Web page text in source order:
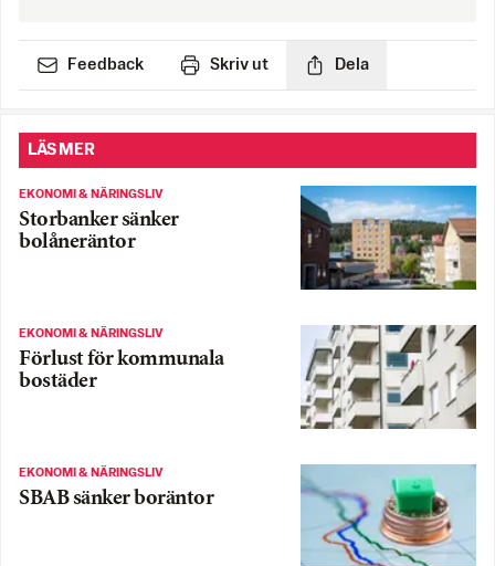
Feedback Skriv ut Dela
LÄS MER
EKONOMI & NÄRINGSLIV
Storbanker sänker
bolåneräntor
EKONOMI & NÄRINGSLIV
Förlust för kommunala
bostäder
EKONOMI & NÄRINGSLIV
SBAB sänker boräntor